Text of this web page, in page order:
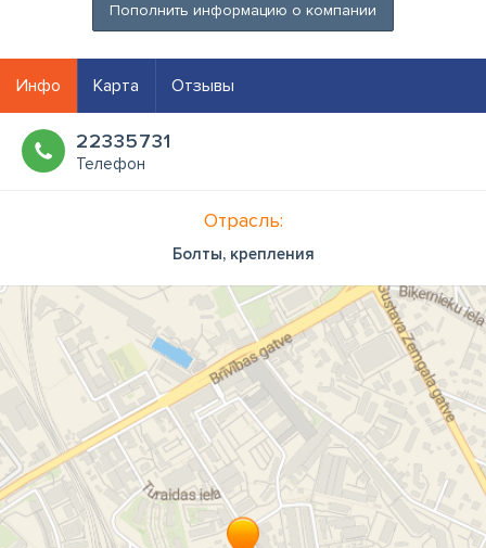
Пополнить информацию о компании
Инфо Карта Отзывы
22335731
Телефон
Отрасль:
Болты, крепления